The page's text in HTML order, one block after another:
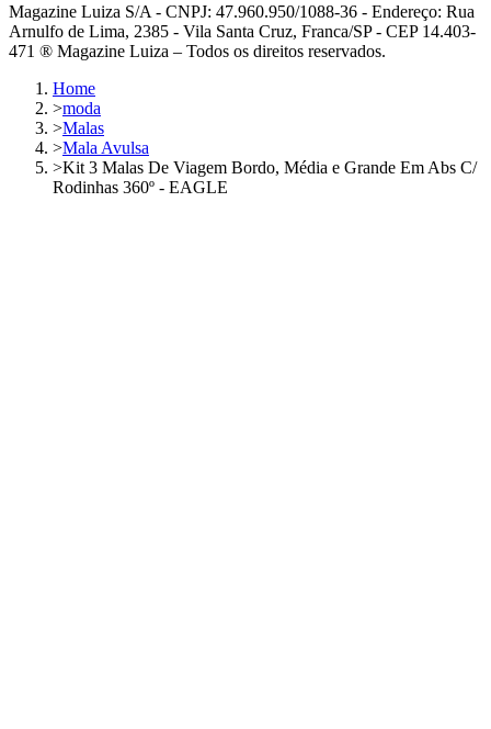
Magazine Luiza S/A - CNPJ: 47.960.950/1088-36 - Endereço: Rua
Arnulfo de Lima, 2385 - Vila Santa Cruz, Franca/SP - CEP 14.403-
471 ® Magazine Luiza – Todos os direitos reservados.
Home
>moda
>Malas
>Mala Avulsa
>Kit 3 Malas De Viagem Bordo, Média e Grande Em Abs C/
Rodinhas 360º - EAGLE